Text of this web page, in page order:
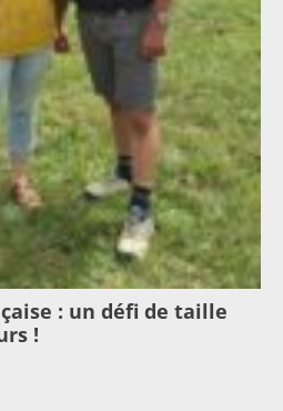
: un défi de taille
!